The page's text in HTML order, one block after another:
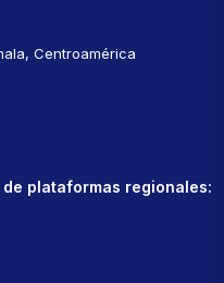
Centroamérica
plataformas regionales: